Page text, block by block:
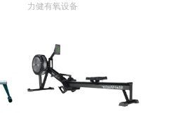
力健有氧设备